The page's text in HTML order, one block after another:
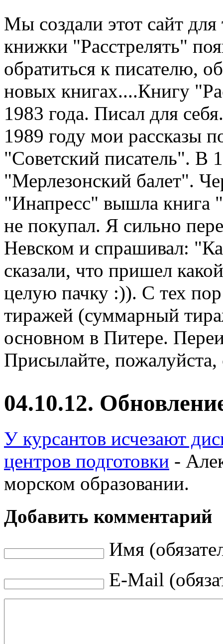
Мы создали этот сайт
книжки "Расстрелять"
обратиться к писателю,
новых книгах....Книгу
1983 года. Писал для
1989 году мои рассказы
"Советский писатель". В
"Мерлезонский балет".
"Инапресс" вышла книга
не покупал. Я сильно
Невском и спрашивал:
сказали, что пришел
целую пачку :)). С тех
тиражей (суммарный
основном в Питере.
Присылайте,
04.10.12.
У курсантов исчезают
центров подготовки -
морском образовании.
Добавить комментарий
Имя
E-Mail